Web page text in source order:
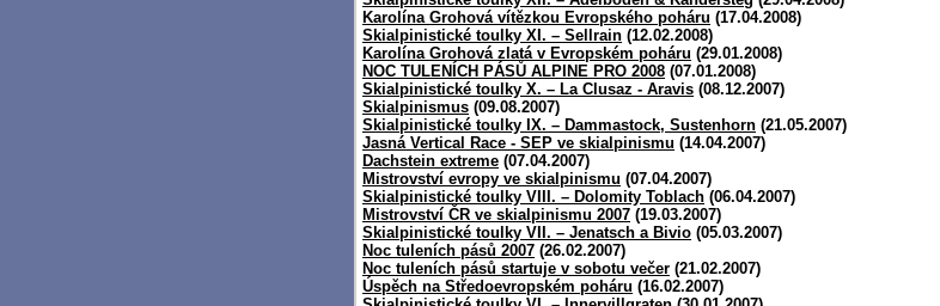
Karolína Grohová vítězkou Evropského poháru (17.04.2008)
Skialpinistické toulky XI. – Sellrain (12.02.2008)
Karolína Grohová zlatá v Evropském poháru (29.01.2008)
NOC TULENÍCH PÁSŮ ALPINE PRO 2008 (07.01.2008)
Skialpinistické toulky X. – La Clusaz - Aravis (08.12.2007)
Skialpinismus (09.08.2007)
Skialpinistické toulky IX. – Dammastock, Sustenhorn (21.05.2007)
Jasná Vertical Race - SEP ve skialpinismu (14.04.2007)
Dachstein extreme (07.04.2007)
Mistrovství evropy ve skialpinismu (07.04.2007)
Skialpinistické toulky VIII. – Dolomity Toblach (06.04.2007)
Mistrovství ČR ve skialpinismu 2007 (19.03.2007)
Skialpinistické toulky VII. – Jenatsch a Bivio (05.03.2007)
Noc tuleních pásů 2007 (26.02.2007)
Noc tuleních pásů startuje v sobotu večer (21.02.2007)
Úspěch na Středoevropském poháru (16.02.2007)